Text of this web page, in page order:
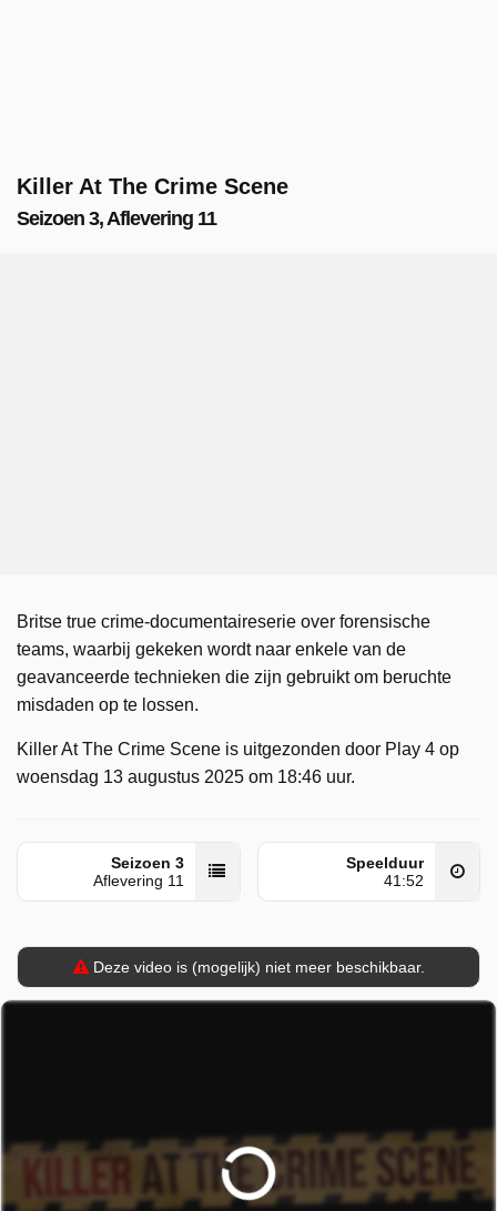
Killer At The Crime Scene
Seizoen 3, Aflevering 11
Britse true crime-documentaireserie over forensische
teams, waarbij gekeken wordt naar enkele van de
geavanceerde technieken die zijn gebruikt om beruchte
misdaden op te lossen.
Killer At The Crime Scene is uitgezonden door Play 4 op
woensdag 13 augustus 2025 om 18:46 uur.
Seizoen 3
Aflevering 11
Speelduur
41:52
Deze video is (mogelijk) niet meer beschikbaar.